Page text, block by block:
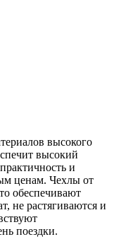
высокого
высокий
и
ценам. Чехлы от
обеспечивают
не растягиваются и
поездки.